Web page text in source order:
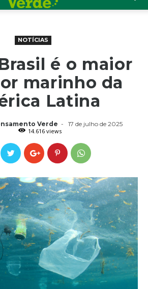
NOTÍCIAS
é o maior
marinho da
Latina
Verde -
17 de julho de 2025
14.616 views